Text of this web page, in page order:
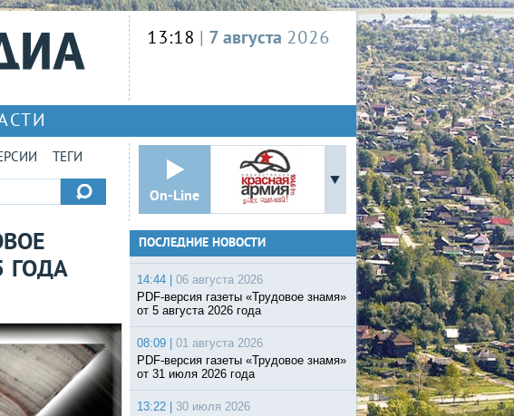
13:18 | 7 августа 2026
ТЕГИ
On-Line
ГОДА
ПОСЛЕДНИЕ НОВОСТИ
14:44 |
06 августа 2026
PDF-версия газеты «Трудовое знамя»
от 5 августа 2026 года
08:09 |
01 августа 2026
PDF-версия газеты «Трудовое знамя»
от 31 июля 2026 года
13:22 |
30 июля 2026